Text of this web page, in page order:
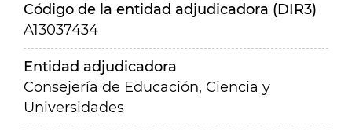
Código de la entidad adjudicadora (DIR3)
A13037434
Entidad adjudicadora
Consejería de Educación, Ciencia y
Universidades